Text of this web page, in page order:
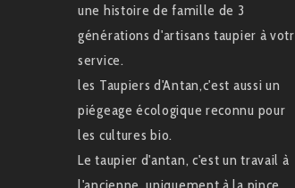
une histoire de famille de 3
générations d'artisans taupier à
service.
les Taupiers d'Antan,c'est aussi un
piégeage écologique reconnu pour
les cultures bio.
Le taupier d'antan, c'est un travail à